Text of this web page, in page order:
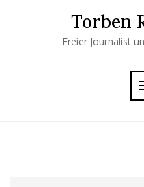
Torben
Freier Journalist